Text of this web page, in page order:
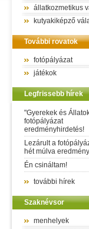
állatkozmetikus
kutyakiképző
További rovatok
fotópályázat
játékok
Legfrissebb hírek
"Gyerekek és
fotópályázat
eredményhirdetés!
Lezárult a
hét múlva
Én csináltam!
további hírek
Szaknévsor
menhelyek